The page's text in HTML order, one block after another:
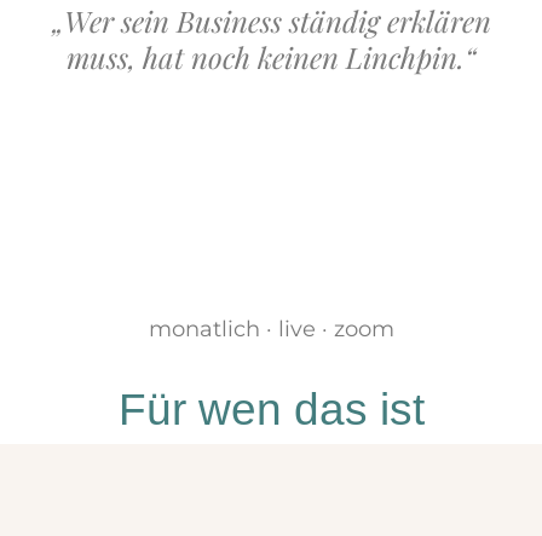
„Wer sein Business ständig erklären
muss, hat noch keinen Linchpin.“
monatlich · live · zoom
Für wen das ist